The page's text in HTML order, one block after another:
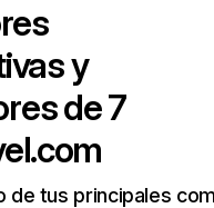
y
de 7
de tus principales